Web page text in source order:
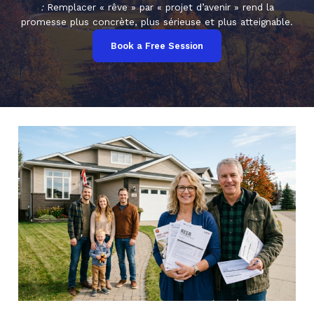
:Remplacer « rêve » par « projet d’avenir » rend la
promesse plus concrète, plus sérieuse et plus atteignable.
Book a Free Session